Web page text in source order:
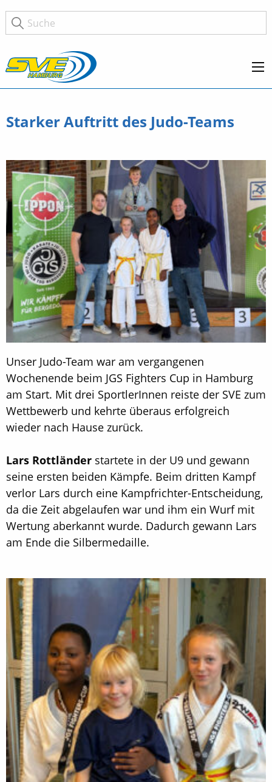
Starker Auftritt des Judo-Teams
Unser Judo-Team war am vergangenen
Wochenende beim JGS Fighters Cup in Hamburg
am Start. Mit drei SportlerInnen reiste der SVE zum
Wettbewerb und kehrte überaus erfolgreich
wieder nach Hause zurück.
Lars Rottländer startete in der U9 und gewann
seine ersten beiden Kämpfe. Beim dritten Kampf
verlor Lars durch eine Kampfrichter-Entscheidung,
da die Zeit abgelaufen war und ihm ein Wurf mit
Wertung aberkannt wurde. Dadurch gewann Lars
am Ende die Silbermedaille.